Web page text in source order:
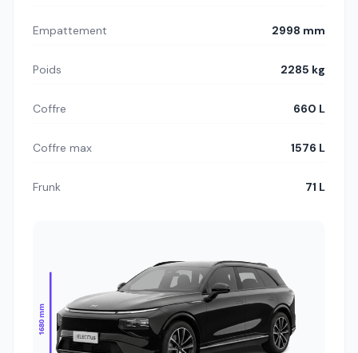
Empattement 2998 mm
Poids 2285 kg
Coffre 660 L
Coffre max 1576 L
Frunk 71 L
1680 mm